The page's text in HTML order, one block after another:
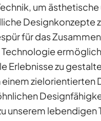
um ästhetische
Designkonzepte
für das
Erlebnisse zu
zielorientierten
unserem lebendigen